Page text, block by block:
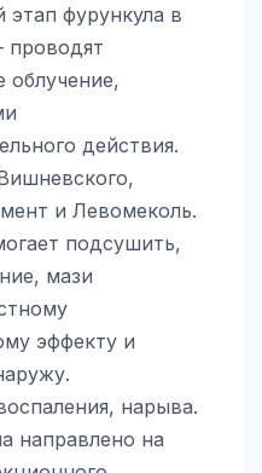
фурункула в
проводят
облучение,
действия.
и Левомеколь.
подсушить,
мази
эффекту и
нарыва.
направлено на